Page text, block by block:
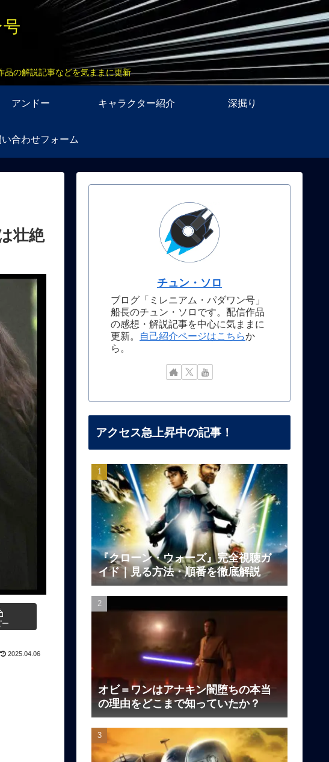
品の解説記事などを気ままに更新
アンドー キャラクター紹介 深掘り
い合わせフォーム
壮絶
ー
2025.04.06
チュン・ソロ
ブログ「ミレニアム・パダワン号」
船長のチュン・ソロです。配信作品
の感想・解説記事を中心に気ままに
更新。
自己紹介ページはこちらか
ら。
アクセス急上昇中の記事！
『クローン・ウォーズ』完全視聴ガ
イド｜見る方法・順番を徹底解説
オビ＝ワンはアナキン闇堕ちの本当
の理由をどこまで知っていたか？